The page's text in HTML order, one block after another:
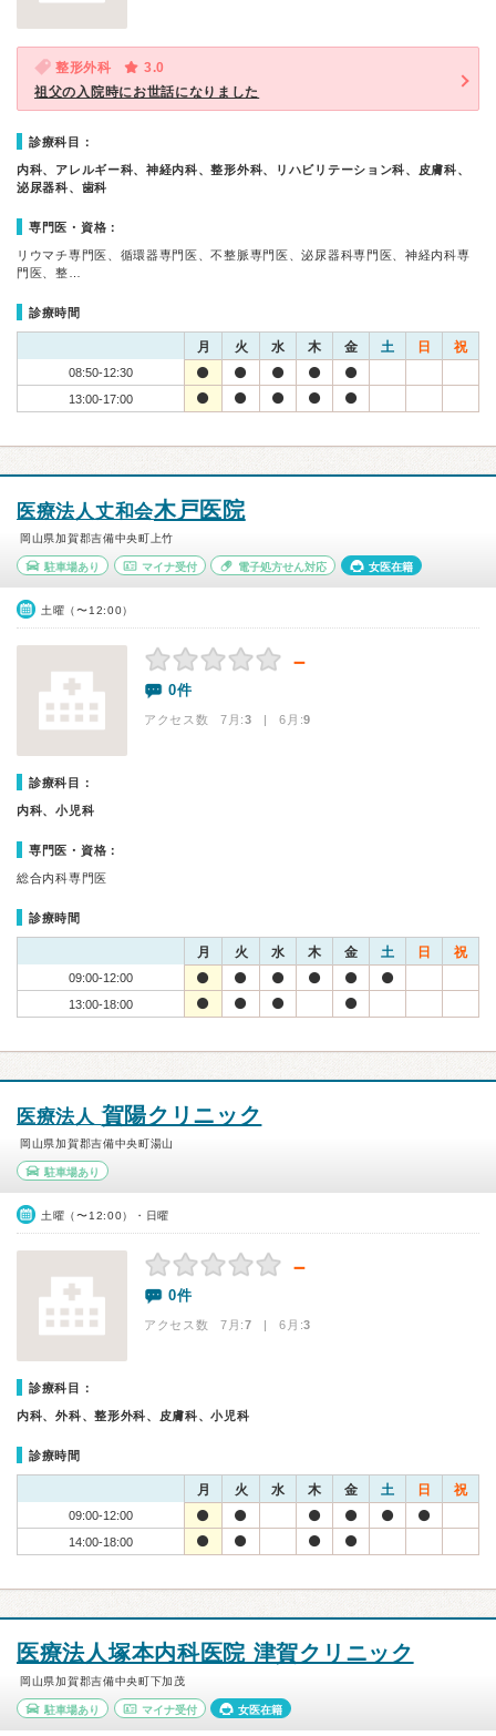
整形外科
3.0
祖父の入院時にお世話になりました
診療科目：
内科、アレルギー科、神経内科、整形外科、リハビリテーション科、皮膚科、
泌尿器科、歯科
専門医・資格：
リウマチ専門医、循環器専門医、不整脈専門医、泌尿器科専門医、神経内科専
門医、整…
診療時間
月 火 水 木 金 土 日 祝
08:50-12:30
13:00-17:00
医療法人丈和会木戸医院
岡山県加賀郡吉備中央町上竹
駐車場あり マイナ受付 電子処方せん対応 女医在籍
土曜（〜12:00）
－
0件
アクセス数 7月:3 | 6月:9
診療科目：
内科、小児科
専門医・資格：
総合内科専門医
診療時間
月 火 水 木 金 土 日 祝
09:00-12:00
13:00-18:00
医療法人賀陽クリニック
岡山県加賀郡吉備中央町湯山
駐車場あり
土曜（〜12:00）・日曜
－
0件
アクセス数 7月:7 | 6月:3
診療科目：
内科、外科、整形外科、皮膚科、小児科
診療時間
月 火 水 木 金 土 日 祝
09:00-12:00
14:00-18:00
医療法人塚本内科医院 津賀クリニック
岡山県加賀郡吉備中央町下加茂
駐車場あり マイナ受付 女医在籍